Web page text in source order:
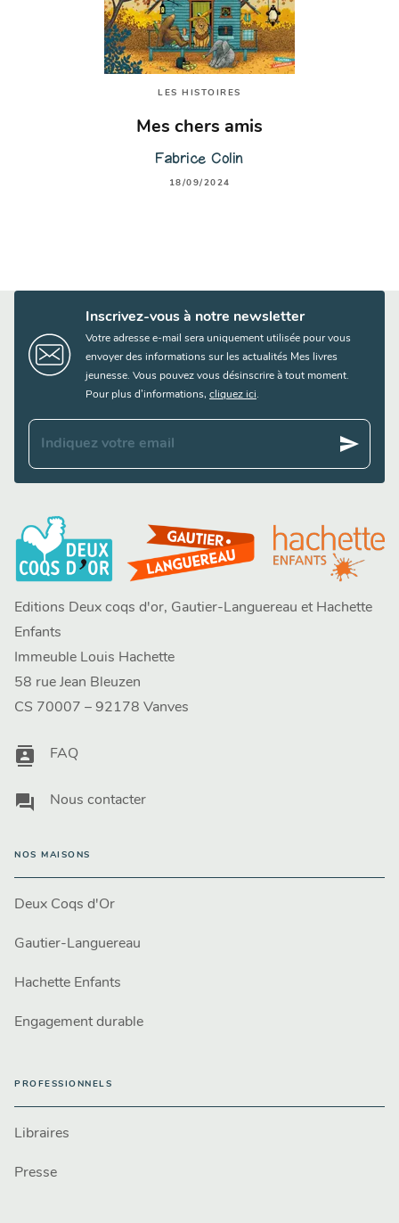
LES HISTOIRES
Mes chers amis
Fabrice Colin
18/09/2024
Inscrivez-vous à notre newsletter
Votre adresse e-mail sera uniquement utilisée pour vous
envoyer des informations sur les actualités Mes livres
jeunesse. Vous pouvez vous désinscrire à tout moment.
Pour plus d’informations, cliquez ici.
Indiquez votre email send
Editions Deux coqs d'or, Gautier-Languereau et Hachette
Enfants
Immeuble Louis Hachette
58 rue Jean Bleuzen
CS 70007 – 92178 Vanves
contacts FAQ
question_answer Nous contacter
NOS MAISONS
Deux Coqs d'Or
Gautier-Languereau
Hachette Enfants
Engagement durable
PROFESSIONNELS
Libraires
Presse